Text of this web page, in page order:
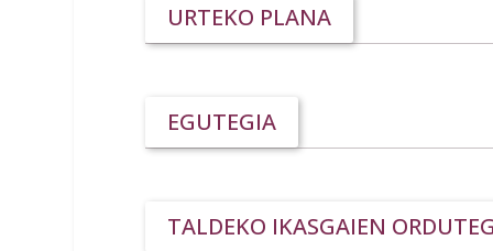
URTEKO PLANA
EGUTEGIA
TALDEKO IKASGAIEN